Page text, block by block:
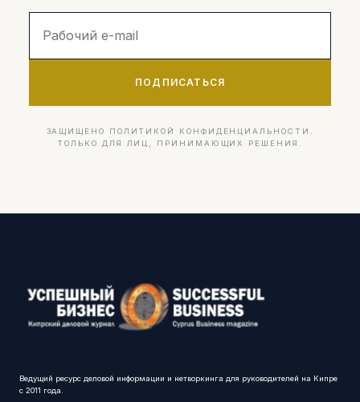
ПОДПИСАТЬСЯ
ЗАЩИЩЕНО ПОЛИТИКОЙ КОНФИДЕНЦИАЛЬНОСТИ.
ТОЛЬКО ДЛЯ ЛИЦ, ПРИНИМАЮЩИХ РЕШЕНИЯ.
Ведущий ресурс деловой информации и нетворкинга для руководителей на Кипре
с 2011 года.